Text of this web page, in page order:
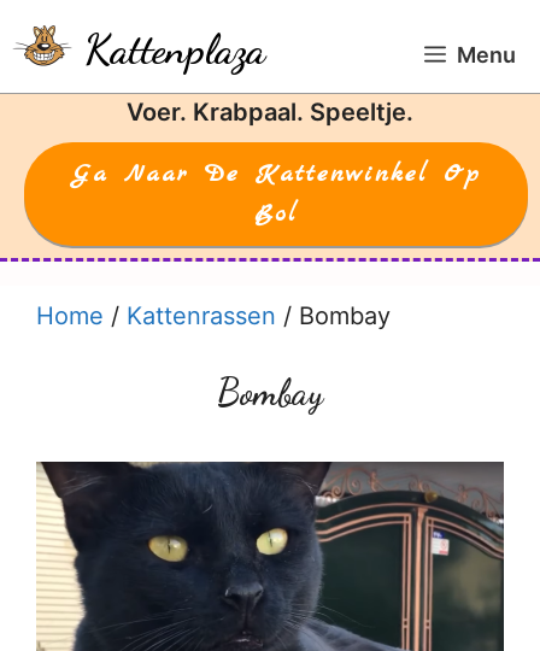
naar
de
Kattenplaza Menu
Voer. Krabpaal. Speeltje.
Ga Naar De Kattenwinkel Op
Bol
Home / Kattenrassen / Bombay
Bombay